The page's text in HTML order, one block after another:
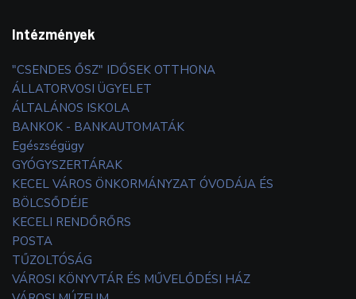
Intézmények
"CSENDES ŐSZ" IDŐSEK OTTHONA
ÁLLATORVOSI ÜGYELET
ÁLTALÁNOS ISKOLA
BANKOK - BANKAUTOMATÁK
Egészségügy
GYÓGYSZERTÁRAK
KECEL VÁROS ÖNKORMÁNYZAT ÓVODÁJA ÉS
BÖLCSŐDÉJE
KECELI RENDŐRŐRS
POSTA
TŰZOLTÓSÁG
VÁROSI KÖNYVTÁR ÉS MŰVELŐDÉSI HÁZ